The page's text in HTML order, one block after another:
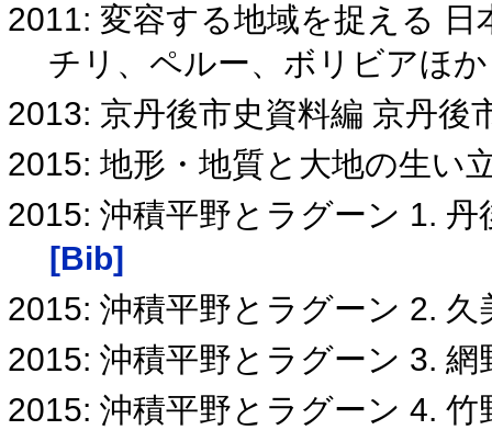
2011: 変容する地域を捉える
チリ、ペルー、ボリビアほ
2013: 京丹後市史資料編 京丹後
2015: 地形・地質と大地の生い
2015: 沖積平野とラグーン 1.
[Bib]
2015: 沖積平野とラグーン 2.
2015: 沖積平野とラグーン 3.
2015: 沖積平野とラグーン 4.